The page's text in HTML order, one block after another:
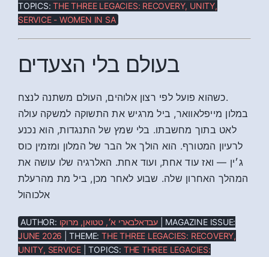
TOPICS:THE THREE LEGACIES: RECOVERY, UNITY,
SERVICE - WOMEN IN SA
בעולם בלי הצעדים
כשהוא פועל לפי רצון אלוהים, העולם משתנה לנצח.
במלון מייפלאוואר, ביל מרגיש את התשוקה למשקה עולה
לאט בתוך מחשבתו. בלי שמץ של התנגדות, הוא נכנע
לרעיון המטורף. הוא הולך אל הבר של המלון ומזמין כוס
ג׳ין — ואז עוד אחת, ועוד אחת. האלרגיה שלו עושה את
המהלך האחרון שלה. שבוע לאחר מכן, ביל מת מהרעלת
אלכוהול
AUTHOR: עבדאלבארי א׳, טטואן, מרוקו | MAGAZINE ISSUE:
JUNE 2026 | THEME:THE THREE LEGACIES: RECOVERY,
UNITY, SERVICE | TOPICS: THE THREE LEGACIES: